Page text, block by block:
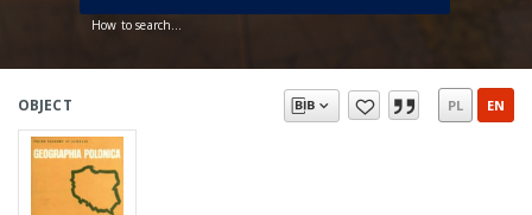
How to search...
OBJECT PL EN